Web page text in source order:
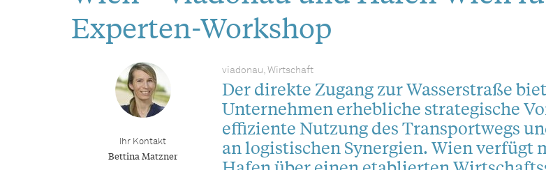
Experten-Workshop
viadonau, Wirtschaft
Der direkte Zugang zur Wasserstraße
Unternehmen erhebliche strategische
effiziente Nutzung des Transportwegs
an logistischen Synergien. Wien verfügt
Ihr Kontakt
Bettina Matzner